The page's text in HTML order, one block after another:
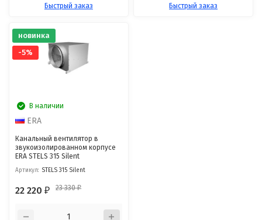
Быстрый заказ Быстрый заказ
новинка
-5%
В наличии
ERA
Канальный вентилятор в
звукоизолированном корпусе
ERA STELS 315 Silent
Артикул: STELS 315 Silent
22 220₽ 23 330₽